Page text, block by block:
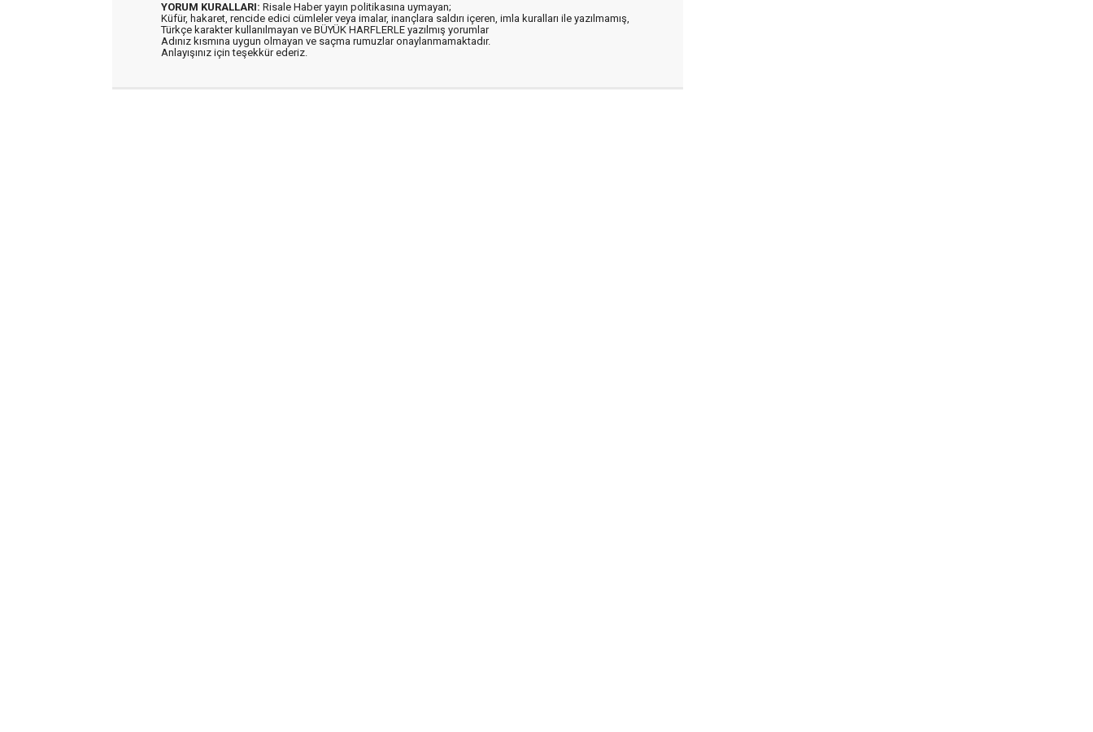
YORUM KURALLARI: Risale Haber yayın politikasına uymayan;
Küfür, hakaret, rencide edici cümleler veya imalar, inançlara saldırı içeren, imla kuralları ile yazılmamış,
Türkçe karakter kullanılmayan ve BÜYÜK HARFLERLE yazılmış yorumlar
Adınız kısmına uygun olmayan ve saçma rumuzlar onaylanmamaktadır.
Anlayışınız için teşekkür ederiz.